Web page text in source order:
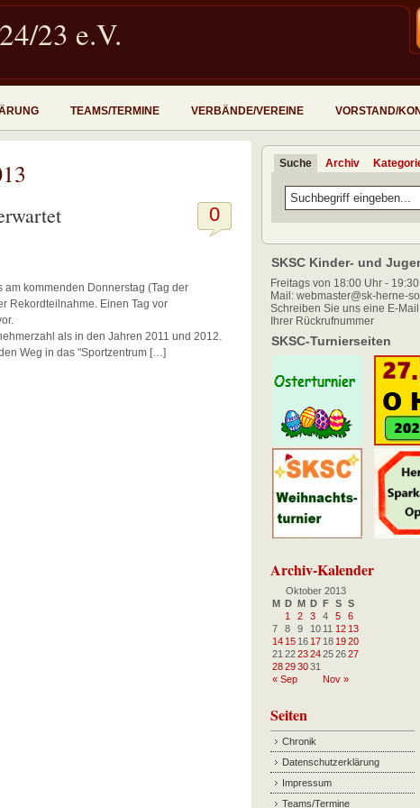
23 e.V.
TEAMS/TERMINE VERBÄNDE/VEREINE VORSTAND/
0
am kommenden Donnerstag (Tag der
Rekordteilnahme. Einen Tag vor
als in den Jahren 2011 und 2012.
Weg in das "Sportzentrum […]
Suche Archiv
SKSC Kinder- und
Freitags von 18:00 Uhr -
Mail: webmaster@sk-herne-
Schreiben Sie uns eine E-
Ihrer Rückrufnummer
SKSC-Turnierseiten
Archiv-Kalender
Oktober 2013
M D M D F S S
« Sep Nov »
1 2 3 4 5
6
7
8 9 10 11 12 13
14 15 16 17 18 1920
21 222324252627
28293031
Seiten
Chronik
Datenschutzerklärung
Impressum
Teams/Termine